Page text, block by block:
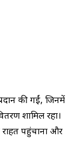
की गईं, जिनमें
शामिल रहा।
पहुंचाना और